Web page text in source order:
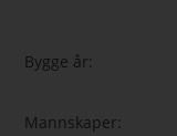
Bygge år:
Mannskaper: